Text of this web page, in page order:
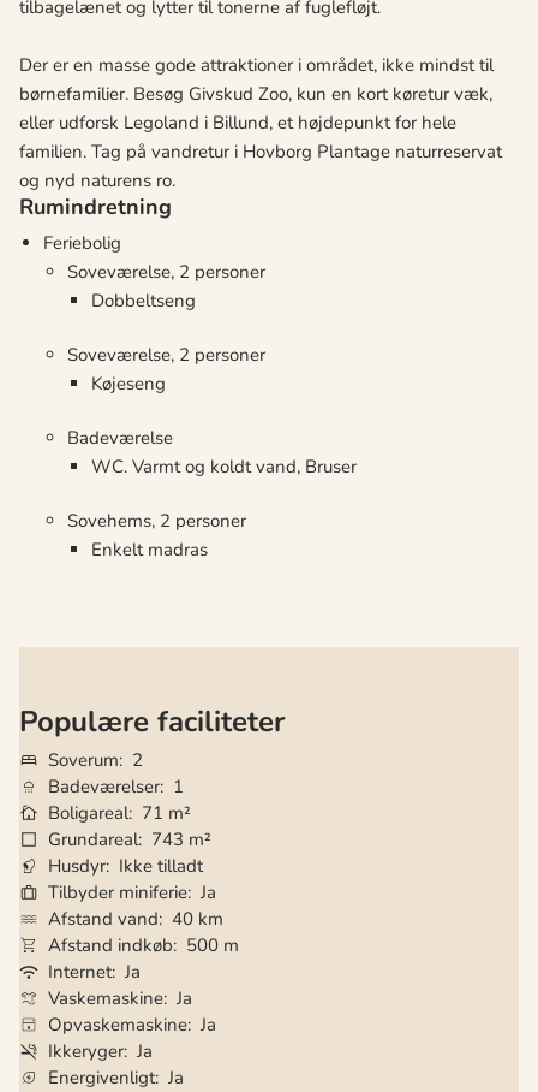
tilbagelænet og lytter til tonerne af fuglefløjt.
Der er en masse gode attraktioner i området, ikke mindst til
børnefamilier. Besøg Givskud Zoo, kun en kort køretur væk,
eller udforsk Legoland i Billund, et højdepunkt for hele
familien. Tag på vandretur i Hovborg Plantage naturreservat
og nyd naturens ro.
Rumindretning
Feriebolig
Soveværelse, 2 personer
Dobbeltseng
Soveværelse, 2 personer
Køjeseng
Badeværelse
WC. Varmt og koldt vand, Bruser
Sovehems, 2 personer
Enkelt madras
Populære faciliteter
Soverum
2
Badeværelser 1
Boligareal 71 m²
Grundareal 743 m²
Husdyr Ikke tilladt
Tilbyder miniferie Ja
Afstand vand 40 km
Afstand indkøb
500 m
Internet Ja
Vaskemaskine Ja
Opvaskemaskine Ja
Ikkeryger Ja
Energivenligt Ja